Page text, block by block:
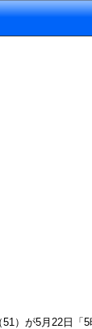
）が5月22日「